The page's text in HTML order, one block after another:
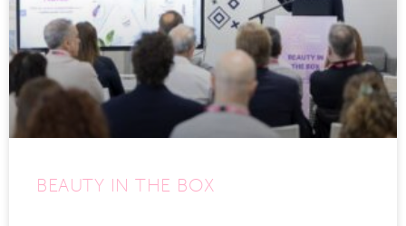
BEAUTY IN THE BOX